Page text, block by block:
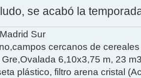
se acabó la
Madrid Sur
cercanos de cereales
6,10x3,75 m, 23
plástico, filtro arena cristal